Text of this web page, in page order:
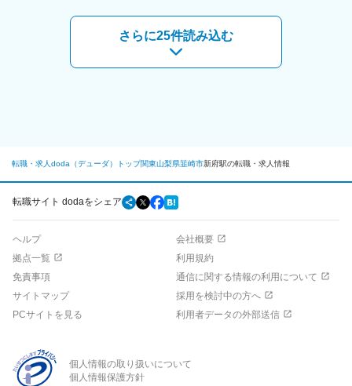
中星工業の社員は、とにかく話しやすい人が多いです。私は元々
積極的にコミュニケーションをとるようなタイプではありません
生する可能性がございます。エリアは全国で、期間は１泊～1週間
・設計：16名（ソフト設計：5名/電気・回路設計：6名/機械設
■働き方について：
・残業月20時間程度で働きやすい環境です。
当社は1964年に電子部品の製造から始まり、全国の産業機器／製
造装置メーカーのニーズに応えるべく、設計/製造・評価検査/据付
現在は放送通信機器の製造で培ったノウハウをもとに「半導体製
造装置などの産業用機械の製造や現地据付といったフィールドサ
ービス」「電子回路設計、基板実装組立て」「無線通信機器等の
受託生産メーカーとしては県内で71社との取引があり、様々な業
界や会社規模の顧客との取引が事業基盤の安定性にも繋がってい
ます。
さらに25件読み込む
転職・求人doda（デューダ）トップ関東山梨県韮崎市新府駅の転職・求人情報
転職サイト dodaをシェア
ヘルプ
会社概要
拠点一覧
利用規約
免責事項
通信に関する情報の利用について
サイトマップ
採用を検討中の方へ
PCサイトを見る
利用者データの外部送信
個人情報の取り扱いについて
個人情報保護方針